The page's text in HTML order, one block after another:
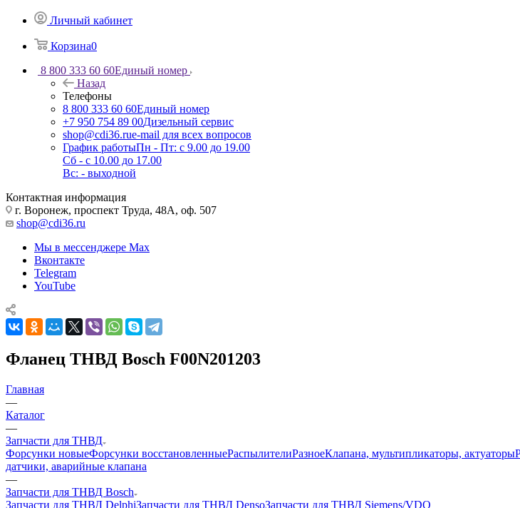
Личный кабинет
Корзина0
8 800 333 60 60Единый номер
Назад
Телефоны
8 800 333 60 60Единый номер
+7 950 754 89 00Дизельный сервис
shop@cdi36.rue-mail для всех вопросов
График работыПн - Пт: с 9.00 до 19.00
Сб - с 10.00 до 17.00
Вс: - выходной
Контактная информация
г. Воронеж, проспект Труда, 48А, оф. 507
shop@cdi36.ru
Мы в мессенджере Max
Вконтакте
Telegram
YouTube
Фланец ТНВД Bosch F00N201203
Главная
—
Каталог
—
Запчасти для ТНВД
Форсунки новыеФорсунки восстановленныеРаспылителиРазноеКлапана, мультипликаторы, актуаторы
датчики, аварийные клапана
—
Запчасти для ТНВД Bosch
Запчасти для ТНВД DelphiЗапчасти для ТНВД DensoЗапчасти для ТНВД Siemens/VDO